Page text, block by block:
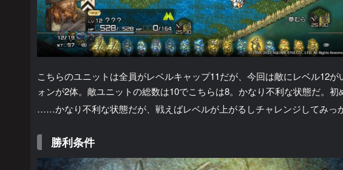
こちらのユニットは全員がレベルキャップ11だが、今回は敵にレベル12
ォンが2体。敵ユニットの総数は10でこちらは8。かなり不利な状態だ。初
……かなり不利な状態だが、戦えばレベルが上がるしチャレンジしてみっ
勝利条件